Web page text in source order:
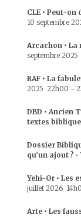
CLE • Peut-
10 septembre
Arcachon •
septembre 2025
RAF • La
2025 22h00 -
DBD • Ancien
textes
Dossier
qu’un ajout ? •
Yehi-Or • Les
juillet 2026
Arte • Les